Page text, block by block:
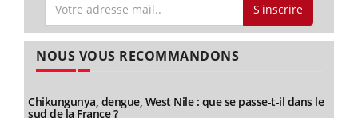
S'inscrire
NOUS VOUS RECOMMANDONS
Chikungunya, dengue, West Nile : que se passe-t-il dans le
sud de la France ?